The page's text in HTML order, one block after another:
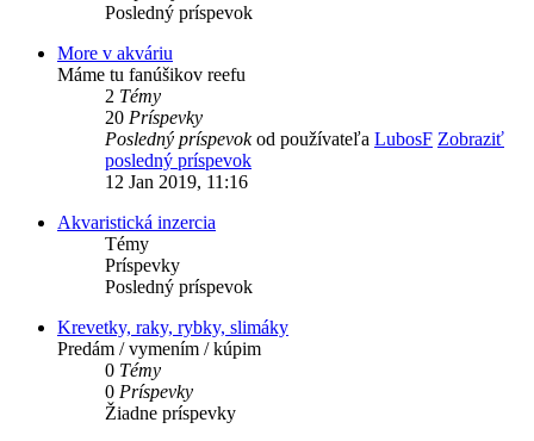
Posledný príspevok
More v akváriu
Máme tu fanúšikov reefu
2 Témy
20 Príspevky
Posledný príspevokod používateľa LubosF Zobraziť
posledný príspevok
12 Jan 2019, 11:16
Akvaristická inzercia
Témy
Príspevky
Posledný príspevok
Krevetky, raky, rybky, slimáky
Predám / vymením / kúpim
0 Témy
0 Príspevky
Žiadne príspevky